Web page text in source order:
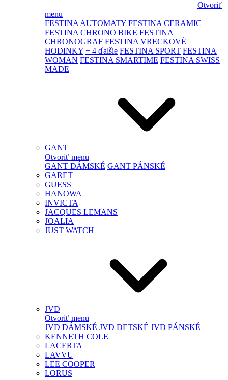
Otvoriť
menu
FESTINA AUTOMATY FESTINA CERAMIC
FESTINA CHRONO BIKE FESTINA
CHRONOGRAF FESTINA VRECKOVÉ
HODINKY + 4 ďalšie FESTINA SPORT FESTINA
WOMAN FESTINA SMARTIME FESTINA SWISS
MADE
GANT
Otvoriť menu
GANT DÁMSKÉ GANT PÁNSKÉ
GARET
GUESS
HANOWA
INVICTA
JACQUES LEMANS
JOALIA
JUST WATCH
JVD
Otvoriť menu
JVD DÁMSKÉ JVD DETSKÉ JVD PÁNSKÉ
KENNETH COLE
LACERTA
LAVVU
LEE COOPER
LORUS